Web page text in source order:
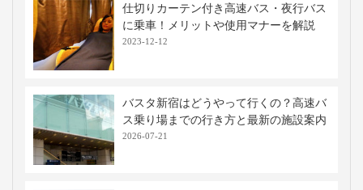
仕切りカーテン付き高速バス・夜行バス
に乗車！メリットや使用マナーを解説
2023-12-12
バスタ新宿はどうやって行くの？高速バ
ス乗り場までの行き方と最新の施設案内
2026-07-21